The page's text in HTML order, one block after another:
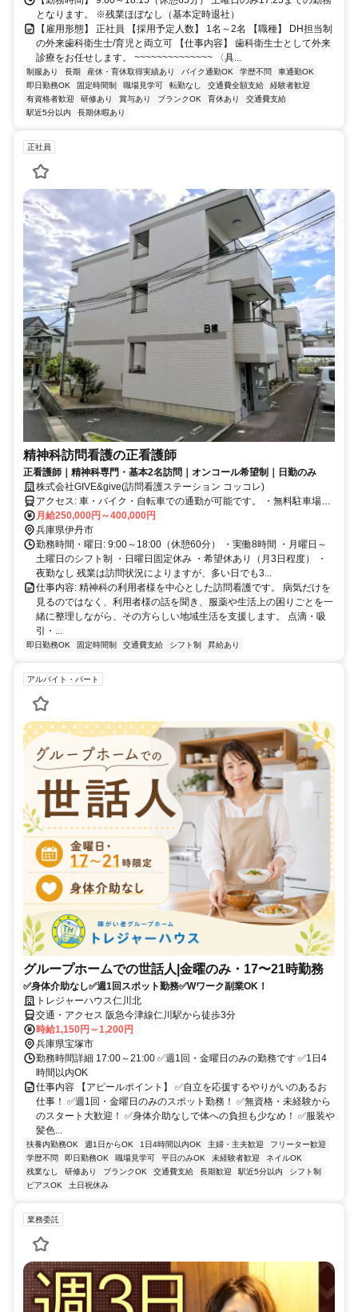
となります。 ※残業ほぼなし（基本定時退社）
【雇用形態】 正社員 【採用予定人数】 1名～2名 【職種】 DH担当制
の外来歯科衛生士/育児と両立可 【仕事内容】 歯科衛生士として外来
診療をお任せします。 ~~~~~~~~~~~~~~ 〈具...
制服あり 長期 産休・育休取得実績あり バイク通勤OK 学歴不問
車通勤OK
即日勤務OK
固定時間制 職場見学可 転勤なし 交通費全額支給
経験者歓迎
有資格者歓迎
研修あり 賞与あり ブランクOK 育休あり
交通費支給
駅近5分以内
長期休暇あり
正社員
精神科訪問看護の正看護師
正看護師｜精神科専門・基本2名訪問｜オンコール希望制｜日勤のみ
株式会社GIVE&give(訪問看護ステーション コッコレ)
アクセス: 車・バイク・自転車での通勤が可能です。 ・無料駐車場完
備 ・車通勤可 ・バイク通勤可 ・自転車通勤可 通勤方法については、
面接時にお気軽にご相談ください。
月給250,000円～400,000円
兵庫県伊丹市
勤務時間・曜日: 9:00～18:00（休憩60分） ・実働8時間 ・月曜日～
土曜日のシフト制 ・日曜日固定休み ・希望休あり（月3日程度） ・
夜勤なし 残業は訪問状況によりますが、多い日でも3...
仕事内容: 精神科の利用者様を中心とした訪問看護です。 病気だけを
見るのではなく、利用者様の話を聞き、服薬や生活上の困りごとを一
緒に整理しながら、その方らしい地域生活を支援します。 点滴・吸
引・...
即日勤務OK 固定時間制 交通費支給 シフト制 昇給あり
アルバイト・パート
グループホームでの世話人|金曜のみ・17〜21時勤務
✅身体介助なし✅週1回スポット勤務✅Wワーク副業OK！
トレジャーハウス仁川北
交通・アクセス 阪急今津線仁川駅から徒歩3分
時給1,150円～1,200円
兵庫県宝塚市
勤務時間詳細 17:00～21:00 ✅週1回・金曜日のみの勤務です ✅1日4
時間以内OK
仕事内容 【アピールポイント】 ✅自立を応援するやりがいのあるお
仕事！ ✅週1回・金曜日のみのスポット勤務！ ✅無資格・未経験から
のスタート大歓迎！ ✅身体介助なしで体への負担も少なめ！ ✅服装や
髪色...
扶養内勤務OK 週1日からOK 1日4時間以内OK 主婦・主夫歓迎
フリーター歓迎
学歴不問
即日勤務OK 職場見学可 平日のみOK 未経験者歓迎
ネイルOK
残業なし
研修あり ブランクOK 交通費支給 長期歓迎 駅近5分以内
シフト制
ピアスOK
土日祝休み
業務委託